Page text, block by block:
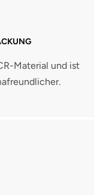
Material und ist